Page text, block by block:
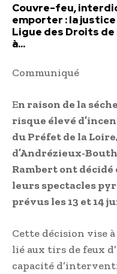
Couvre-feu,
emporter : la
Ligue des Droits de
à...
Communiqué
En raison de la
risque élevé
du Préfet de la
d’Andrézieux-
Rambert ont
leurs spectacles
prévus les 13 et 14
Cette décision vise
lié aux tirs de feux
capacité